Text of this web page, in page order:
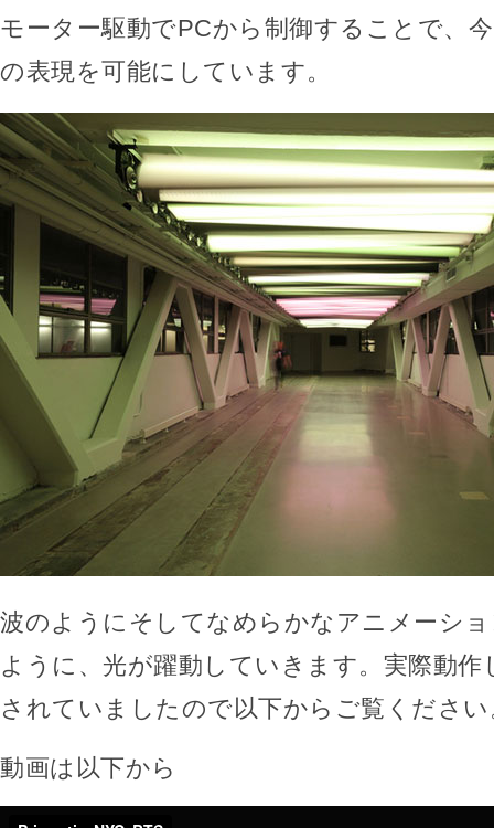
モーター駆動でPCから制御することで、
の表現を可能にしています。
波のようにそしてなめらかなアニメーシ
ように、光が躍動していきます。実際動作
されていましたので以下からご覧ください
動画は以下から